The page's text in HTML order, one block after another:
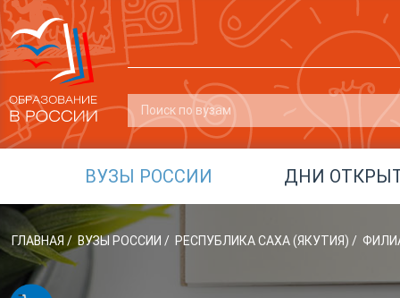
ВУЗЫ РОССИИ ДНИ
ГЛАВНАЯ / ВУЗЫ РОССИИ / РЕСПУБЛИКА САХА (ЯКУТИЯ) /